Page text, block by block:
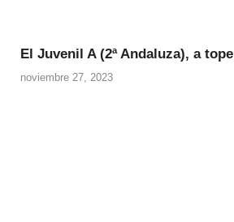
El Juvenil A (2ª Andaluza), a tope
noviembre 27, 2023